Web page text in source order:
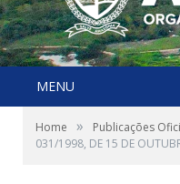
MENU
Home » Publicações
031/1998, DE 15 DE